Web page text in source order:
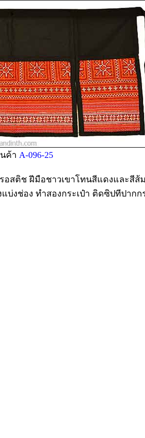
ค้า A-096-25
สติช ฝีมือชาวเขาโทนสีแดงและสี
บ่งช่อง ทำสองกระเป๋า ติดซิปทีปาก